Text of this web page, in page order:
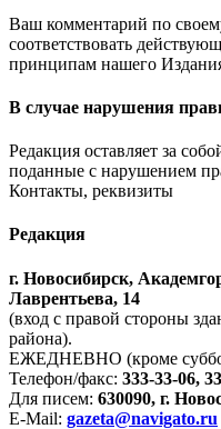
Ваш комментарий по
соответствовать
принципам нашего
В случае нарушения
Редакция оставляет за
поданные с нарушением
Контакты, реквизиты
Редакция
г. Новосибирск,
Лаврентьева, 14
(вход с правой стороны
района).
ЕЖЕДНЕВНО (кроме
Телефон/факс: 333-33-06,
Для писем: 630090, г.
E-Mail: gazeta@navigato.ru